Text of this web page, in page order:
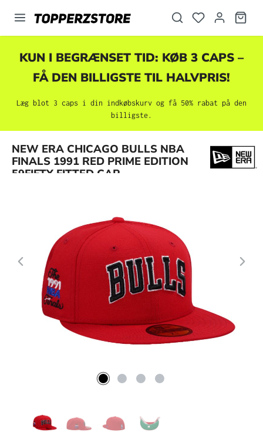
KUN I BEGRÆNSET TID: KØB 3 CAPS –
FÅ DEN BILLIGSTE TIL HALVPRIS!
Læg blot 3 caps i din indkøbskurv og få 50% rabat på den
billigste.
NEW ERA CHICAGO BULLS NBA
FINALS 1991 RED PRIME EDITION
59FIFTY FITTED CAP
Spring over billedgalleri